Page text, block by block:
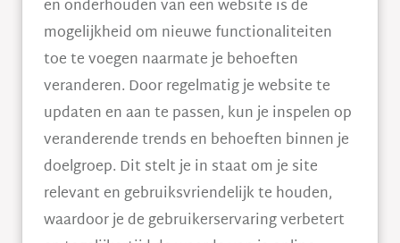
en onderhouden van een website is de
mogelijkheid om nieuwe functionaliteiten
toe te voegen naarmate je behoeften
veranderen. Door regelmatig je website te
updaten en aan te passen, kun je inspelen op
veranderende trends en behoeften binnen je
doelgroep. Dit stelt je in staat om je site
relevant en gebruiksvriendelijk te houden,
waardoor je de gebruikerservaring verbetert